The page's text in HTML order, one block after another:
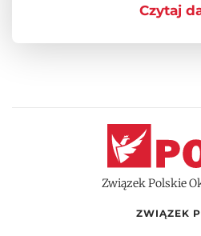
Czytaj
Związek Polskie
ZWIĄZEK